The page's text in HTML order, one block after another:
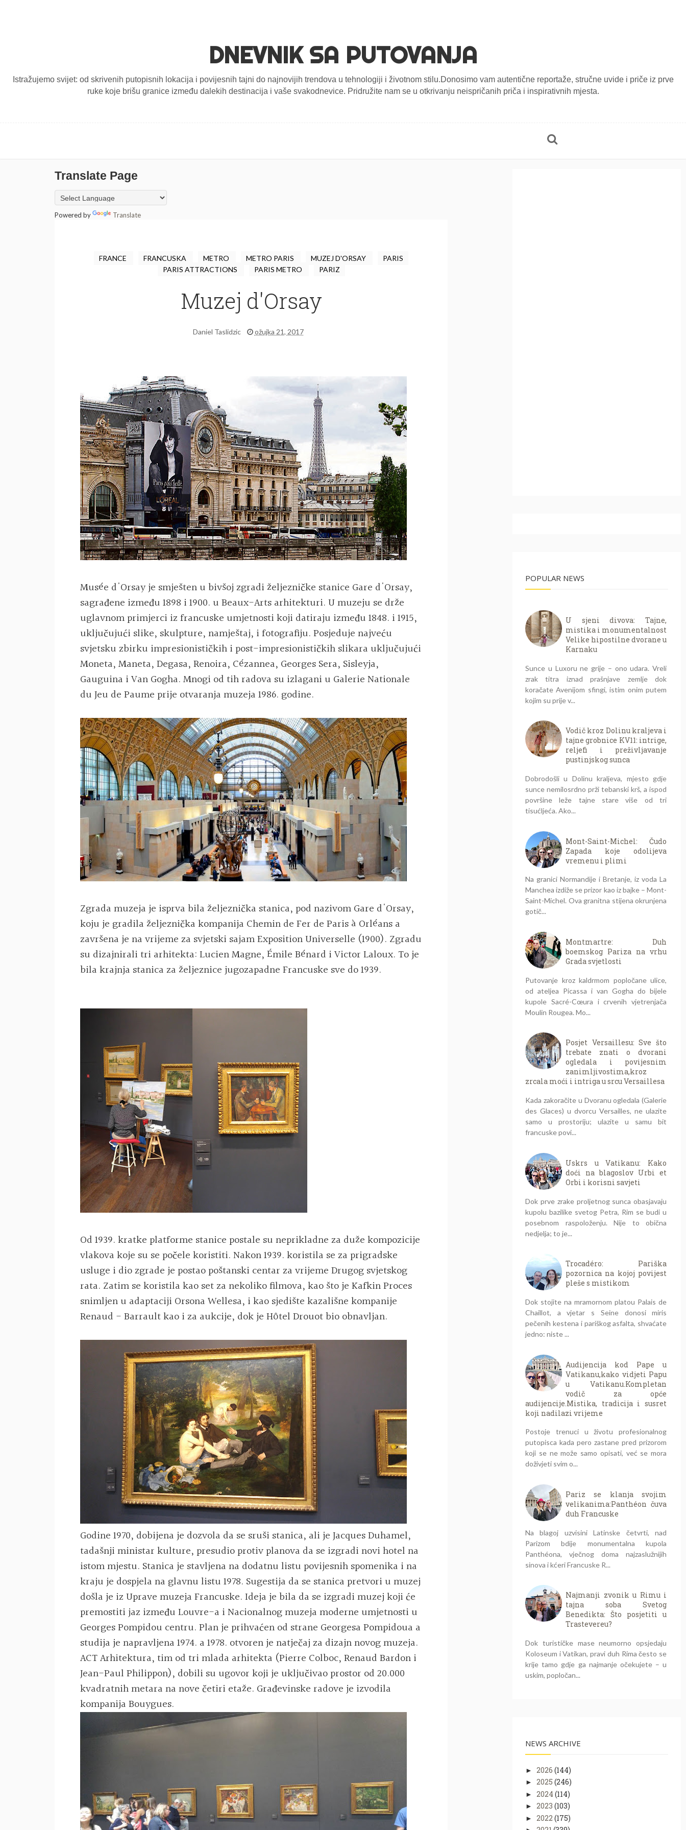
DNEVNIK SA PUTOVANJA
Istražujemo svijet: od skrivenih putopisnih lokacija i povijesnih tajni do najnovijih trendova u tehnologiji i životnom stilu.Donosimo vam autentične reportaže, stručne uvide i priče iz prve
ruke koje brišu granice između dalekih destinacija i vaše svakodnevice. Pridružite nam se u otkrivanju neispričanih priča i inspirativnih mjesta.
Translate Page
Powered by Translate
FRANCE FRANCUSKA METRO METRO PARIS MUZEJ D'ORSAY
PARIS
PARIS ATTRACTIONS
PARIS METRO PARIZ
Muzej d'Orsay
Daniel Taslidzic ožujka 21, 2017
Musée d'Orsay je smješten u bivšoj zgradi željezničke stanice Gare d'Orsay,
sagrađene između 1898 i 1900. u Beaux-Arts arhitekturi. U muzeju se drže
uglavnom primjerci iz francuske umjetnosti koji datiraju između 1848. i 1915,
uključujući slike, skulpture, namještaj, i fotografiju. Posjeduje najveću
svjetsku zbirku impresionističkih i post-impresionističkih slikara uključujući
Moneta, Maneta, Degasa, Renoira, Cézannea, Georges Sera, Sisleyja,
Gauguina i Van Gogha. Mnogi od tih radova su izlagani u Galerie Nationale
du Jeu de Paume prije otvaranja muzeja 1986. godine.
Zgrada muzeja je isprva bila željeznička stanica, pod nazivom Gare d'Orsay,
koju je gradila željeznička kompanija Chemin de Fer de Paris à Orléans a
završena je na vrijeme za svjetski sajam Exposition Universelle (1900). Zgradu
su dizajnirali tri arhitekta: Lucien Magne, Émile Bénard i Victor Laloux. To je
bila krajnja stanica za željeznice jugozapadne Francuske sve do 1939.
Od 1939. kratke platforme stanice postale su neprikladne za duže kompozicije
vlakova koje su se počele koristiti. Nakon 1939. koristila se za prigradske
usluge i dio zgrade je postao poštanski centar za vrijeme Drugog svjetskog
rata. Zatim se koristila kao set za nekoliko filmova, kao što je Kafkin Proces
snimljen u adaptaciji Orsona Wellesa, i kao sjedište kazališne kompanije
Renaud - Barrault kao i za aukcije, dok je Hôtel Drouot bio obnavljan.
Godine 1970, dobijena je dozvola da se sruši stanica, ali je Jacques Duhamel,
tadašnji ministar kulture, presudio protiv planova da se izgradi novi hotel na
istom mjestu. Stanica je stavljena na dodatnu listu povijesnih spomenika i na
kraju je dospjela na glavnu listu 1978. Sugestija da se stanica pretvori u muzej
došla je iz Uprave muzeja Francuske. Ideja je bila da se izgradi muzej koji će
premostiti jaz između Louvre-a i Nacionalnog muzeja moderne umjetnosti u
Georges Pompidou centru. Plan je prihvaćen od strane Georgesa Pompidoua a
studija je napravljena 1974. a 1978. otvoren je natječaj za dizajn novog muzeja.
ACT Arhitektura, tim od tri mlada arhitekta (Pierre Colboc, Renaud Bardon i
Jean-Paul Philippon), dobili su ugovor koji je uključivao prostor od 20.000
kvadratnih metara na nove četiri etaže. Građevinske radove je izvodila
kompanija Bouygues.
POPULAR NEWS
U sjeni divova: Tajne,
mistika i monumentalnost
Velike hipostilne dvorane u
Karnaku
Sunce u Luxoru ne grije – ono udara. Vreli
zrak titra iznad prašnjave zemlje dok
koračate Avenijom sfingi, istim onim putem
kojim su prije v...
Vodič kroz Dolinu kraljeva i
tajne grobnice KV11: intrige,
reljefi i preživljavanje
pustinjskog sunca
Dobrodošli u Dolinu kraljeva, mjesto gdje
sunce nemilosrdno prži tebanski krš, a ispod
površine leže tajne stare više od tri
tisućljeća. Ako...
Mont-Saint-Michel: Čudo
Zapada koje odolijeva
vremenu i plimi
Na granici Normandije i Bretanje, iz voda La
Manchea izdiže se prizor kao iz bajke – Mont-
Saint-Michel. Ova granitna stijena okrunjena
gotič...
Montmartre: Duh
boemskog Pariza na vrhu
Grada svjetlosti
Putovanje kroz kaldrmom popločane ulice,
od ateljea Picassa i van Gogha do bijele
kupole Sacré-Cœura i crvenih vjetrenjača
Moulin Rougea. Mo...
Posjet Versaillesu: Sve što
trebate znati o dvorani
ogledala i povijesnim
zanimljivostima,kroz
zrcala moći i intriga u srcu Versaillesa
Kada zakoračite u Dvoranu ogledala (Galerie
des Glaces) u dvorcu Versailles, ne ulazite
samo u prostoriju; ulazite u samu bit
francuske povi...
Uskrs u Vatikanu: Kako
doći na blagoslov Urbi et
Orbi i korisni savjeti
Dok prve zrake proljetnog sunca obasjavaju
kupolu bazilike svetog Petra, Rim se budi u
posebnom raspoloženju. Nije to obična
nedjelja; to je...
Trocadéro: Pariška
pozornica na kojoj povijest
pleše s mistikom
Dok stojite na mramornom platou Palais de
Chaillot, a vjetar s Seine donosi miris
pečenih kestena i pariškog asfalta, shvaćate
jedno: niste ...
Audijencija kod Pape u
Vatikanu,kako vidjeti Papu
u Vatikanu.Kompletan
vodič za opće
audijencije.Mistika, tradicija i susret
koji nadilazi vrijeme
Postoje trenuci u životu profesionalnog
putopisca kada pero zastane pred prizorom
koji se ne može samo opisati, već se mora
doživjeti svim o...
Pariz se klanja svojim
velikanima:Panthéon čuva
duh Francuske
Na blagoj uzvisini Latinske četvrti, nad
Parizom bdije monumentalna kupola
Panthéona, vječnog doma najzaslužnijih
sinova i kćeri Francuske R...
Najmanji zvonik u Rimu i
tajna soba Svetog
Benedikta: Što posjetiti u
Trastevereu?
Dok turističke mase neumorno opsjedaju
Koloseum i Vatikan, pravi duh Rima često se
krije tamo gdje ga najmanje očekujete – u
uskim, popločan...
NEWS ARCHIVE
► 2026 (144)
► 2025 (246)
► 2024 (114)
► 2023 (103)
► 2022 (175)